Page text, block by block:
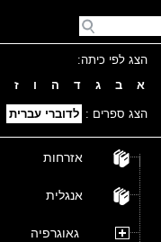
הצג לפי כיתה:
א
ב ג ד ה ו ז
הצג ספרים : לדוברי עברית
אזרחות
אנגלית
גאוגרפיה